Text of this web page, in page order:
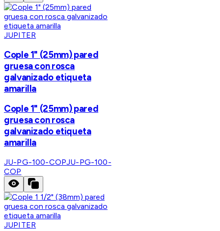
JUPITER
Cople 1" (25mm) pared
gruesa con rosca
galvanizado etiqueta
amarilla
Cople 1" (25mm) pared
gruesa con rosca
galvanizado etiqueta
amarilla
JU-PG-100-COPJU-PG-100-
COP
JUPITER